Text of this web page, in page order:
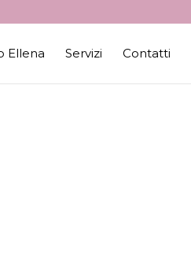
Ellena Servizi Contatti